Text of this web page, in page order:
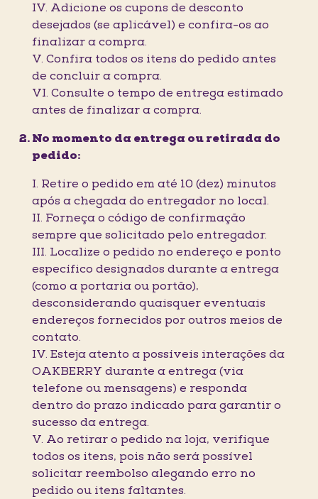
IV. Adicione os cupons de desconto
desejados (se aplicável) e confira-os ao
finalizar a compra.
V. Confira todos os itens do pedido antes
de concluir a compra.
VI. Consulte o tempo de entrega estimado
antes de finalizar a compra.
No momento da entrega ou retirada do
pedido:
I. Retire o pedido em até 10 (dez) minutos
após a chegada do entregador no local.
II. Forneça o código de confirmação
sempre que solicitado pelo entregador.
III. Localize o pedido no endereço e ponto
específico designados durante a entrega
(como a portaria ou portão),
desconsiderando quaisquer eventuais
endereços fornecidos por outros meios de
contato.
IV. Esteja atento a possíveis interações da
OAKBERRY durante a entrega (via
telefone ou mensagens) e responda
dentro do prazo indicado para garantir o
sucesso da entrega.
V. Ao retirar o pedido na loja, verifique
todos os itens, pois não será possível
solicitar reembolso alegando erro no
pedido ou itens faltantes.